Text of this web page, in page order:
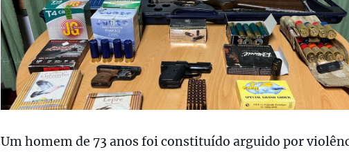
Um homem de 73 anos foi constituído arguido por